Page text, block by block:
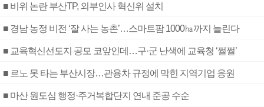
■ 비위 논란 부산TP, 외부인사 혁신위 설치
■ 경남 농정 비전 ‘잘 사는 농촌’…스마트팜 1000㏊까지 늘린다
■ 교육혁신선도지 공모 코앞인데…구·군 난색에 교육청 ‘쩔쩔’
■ 르노 못 타는 부산시장…관용차 규정에 막힌 지역기업 응원
■ 마산 원도심 행정·주거복합단지 연내 준공 수순